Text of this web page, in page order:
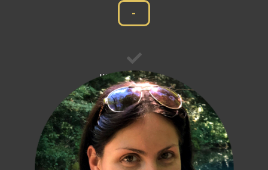
-
III kategorija
mladi stvaraoci starosti do 35 godina